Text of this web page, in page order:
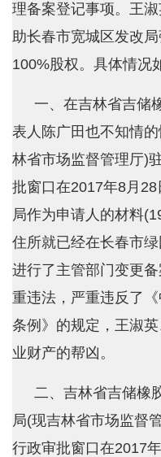
理备案登记事项。王
助长春市宽城区发改
100%股权。具体情况
一、在吉林省吉储
表人陈广田也不知情
林省市场监督管理厅)
批窗口在2017年8月
局作为申请人的材料
住所就已经在长春市
进行了主管部门变更
重违法，严重违反了
条例》的规定，王淑
业财产的帮凶。
二、吉林省吉储橡
局(现吉林省市场监督
行政审批窗口在2017